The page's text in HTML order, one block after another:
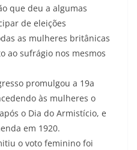
que deu a algumas
de eleições
as mulheres britânicas
ao sufrágio nos mesmos
promulgou a 19a
às mulheres o
o Dia do Armistício, e
em 1920.
o voto feminino foi